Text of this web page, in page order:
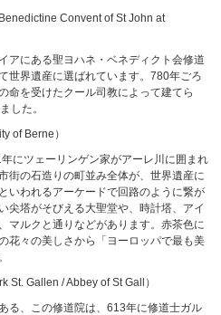
Convent of St John at
アにある聖ヨハネ・ベネディクト会修道
世界遺産に選ばれています。780年ごろ
命を受けたクール司教によって建てら
した。
of Berne）
にツェーリンゲン家がアーレ川に囲まれ
街の石造りの町並み全体が、世界遺産に
いわれるアーケードで回路のように繋が
尖塔がそびえる大聖堂や、時計塔、アイ
マルクと通りなどがあります。赤茶色に
花々の美しさから「ヨーロッパで最も美
St. Gallen / Abbey of St Gall）
る、この修道院は、613年に修道士ガル